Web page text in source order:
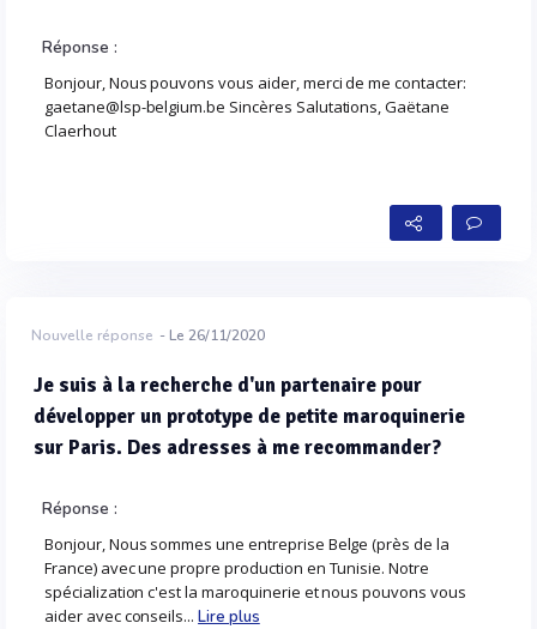
Réponse :
Bonjour, Nous pouvons vous aider, merci de me contacter:
gaetane@lsp-belgium.be Sincères Salutations, Gaëtane
Claerhout
Nouvelle réponse - Le 26/11/2020
Je suis à la recherche d'un partenaire pour
développer un prototype de petite maroquinerie
sur Paris. Des adresses à me recommander?
Réponse :
Bonjour, Nous sommes une entreprise Belge (près de la
France) avec une propre production en Tunisie. Notre
spécialization c'est la maroquinerie et nous pouvons vous
aider avec conseils...Lire plus